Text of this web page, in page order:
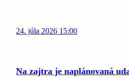
24. júla 2026 15:00
Na zajtra je naplánovaná